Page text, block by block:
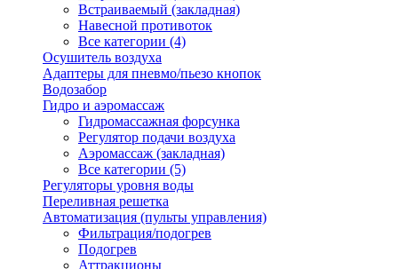
Встраиваемый (закладная)
Навесной противоток
Все категории (4)
Осушитель воздуха
Адаптеры для пневмо/пьезо кнопок
Водозабор
Гидро и аэромассаж
Гидромассажная форсунка
Регулятор подачи воздуха
Аэромассаж (закладная)
Все категории (5)
Регуляторы уровня воды
Переливная решетка
Автоматизация (пульты управления)
Фильтрация/подогрев
Подогрев
Аттракционы